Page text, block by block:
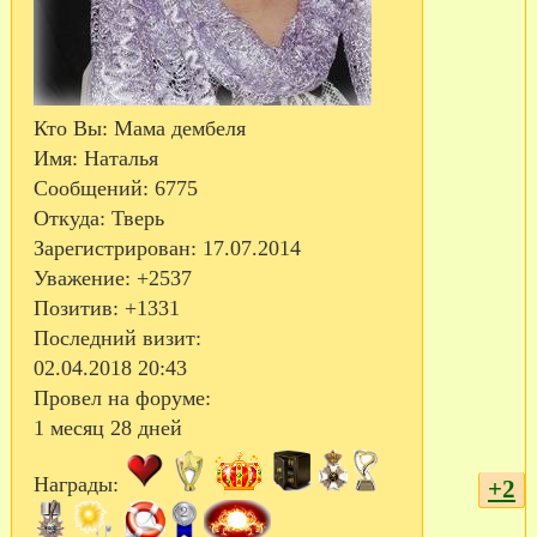
Кто Вы: Мама дембеля
Имя: Наталья
Сообщений: 6775
Откуда: Тверь
Зарегистрирован: 17.07.2014
Уважение: +2537
Позитив: +1331
Последний визит:
02.04.2018 20:43
Провел на форуме:
1 месяц 28 дней
Награды: +2